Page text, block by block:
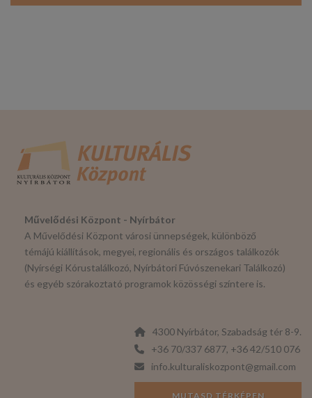
Művelődési Központ - Nyírbátor
A Művelődési Központ városi ünnepségek, különböző
témájú kiállítások, megyei, regionális és országos találkozók
(Nyírségi Kórustalálkozó, Nyírbátori Fúvószenekari Találkozó)
és egyéb szórakoztató programok közösségi színtere is.
4300 Nyírbátor, Szabadság tér 8-9.
+36 70/337 6877, +36 42/510 076
info.kulturaliskozpont@gmail.com
MUTASD TÉRKÉPEN